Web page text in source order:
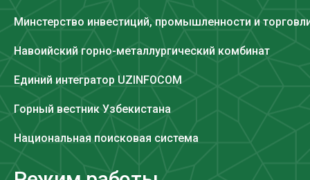
Минстерство инвестиций, промышленности и
Навоийский горно-металлургический комбинат
Единий интегратор UZINFOCOM
Горный вестник Узбекистана
Национальная поисковая система